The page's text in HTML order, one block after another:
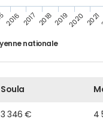
nationale
2016 2017 201820192020 2021
Soula
3 346 € 4